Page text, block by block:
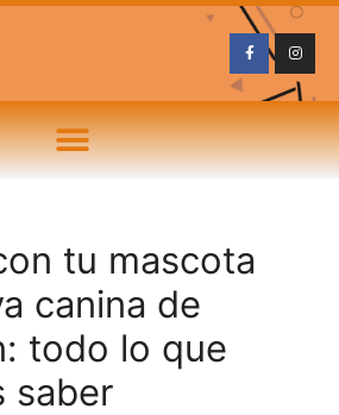
tu mascota
canina de
todo lo que
saber